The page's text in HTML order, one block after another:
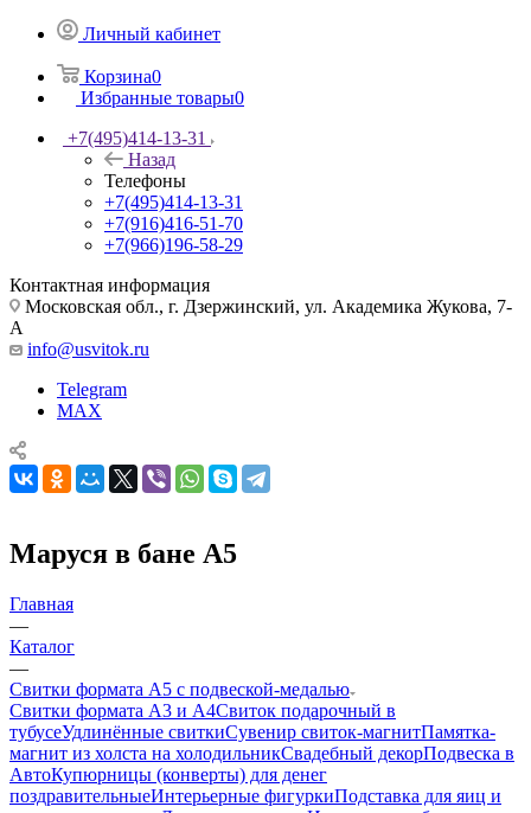
Личный кабинет
Корзина0
Избранные товары0
+7(495)414-13-31
Назад
Телефоны
+7(495)414-13-31
+7(916)416-51-70
+7(966)196-58-29
Контактная информация
Московская обл., г. Дзержинский, ул. Академика Жукова, 7-
А
info@usvitok.ru
Telegram
MAX
Маруся в бане А5
Главная
—
Каталог
—
Свитки формата А5 с подвеской-медалью
Свитки формата А3 и А4Свиток подарочный в
тубусеУдлинённые свиткиСувенир свиток-магнитПамятка-
магнит из холста на холодильникСвадебный декорПодвеска в
АвтоКупюрницы (конверты) для денег
поздравительныеИнтерьерные фигуркиПодставка для яиц и